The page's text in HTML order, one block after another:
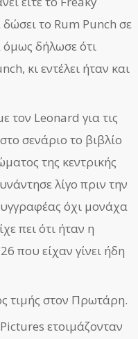
το Rum Punch σε
δήλωσε ότι
κι εντέλει ήταν και
τον Leonard για τις
σενάριο το βιβλίο
της κεντρικής
λίγο πριν την
όχι μονάχα
πει ότι ήταν η
που είχαν γίνει ήδη
τιμής στον Πρωτάρη.
ετοιμάζονταν